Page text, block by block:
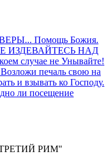
Помощь Божия.
ИЗДЕВАЙТЕСЬ НАД
случае не Унывайте!
печаль свою на
и взывать ко Господу.
ли посещение
ТРЕТИЙ РИМ"